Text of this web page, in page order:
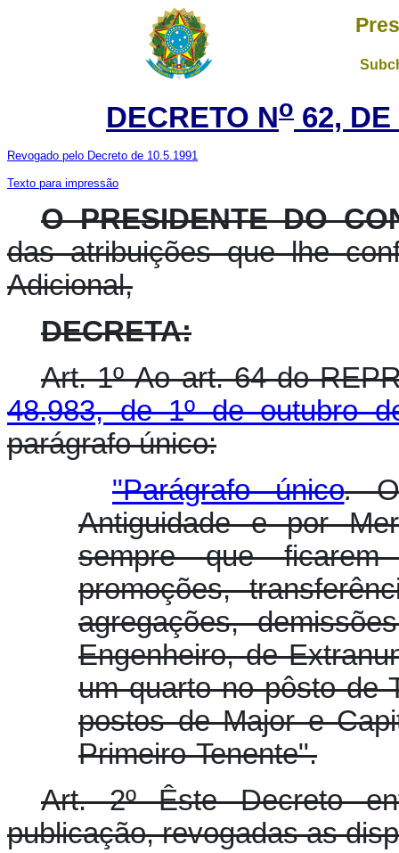
DECRETO No 62,
Revogado pelo Decreto de 10.5.1991
Texto para impressão
O PRESIDENTE DO
das atribuições que lhe
Adicional,
DECRETA:
Art. 1º Ao art. 64 do
48.983, de 1º de outubro
parágrafo único:
"Parágrafo único.
Antiguidade e por
sempre que
promoções,
agregações,
Engenheiro, de
um quarto no pôsto de
postos de Major e
Primeiro-Tenente".
Art. 2º Êste Decreto
publicação, revogadas as